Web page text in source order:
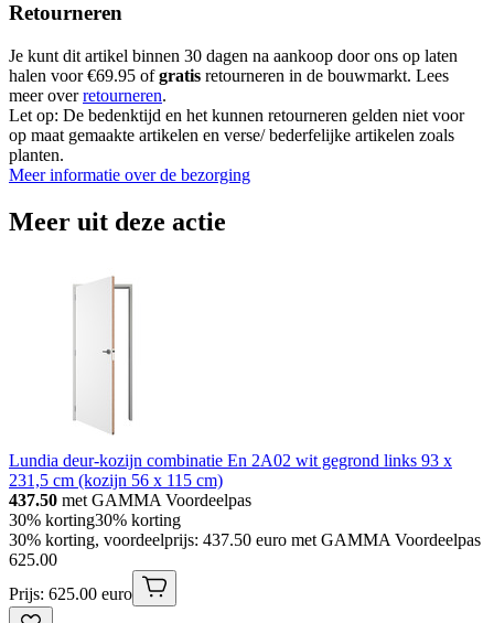
Retourneren
Je kunt dit artikel binnen 30 dagen na aankoop door ons op laten
halen voor €69.95 ofgratis retourneren in de bouwmarkt. Lees
meer overretourneren.
Let op: De bedenktijd en het kunnen retourneren gelden niet voor
op maat gemaakte artikelen en verse/ bederfelijke artikelen zoals
planten.
Meer informatie over de bezorging
Meer uit deze actie
Lundia deur-kozijn combinatie En 2A02 wit gegrond links 93 x
231,5 cm (kozijn 56 x 115 cm)
437.50 met GAMMA Voordeelpas
30% korting30% korting
30% korting, voordeelprijs: 437.50 euro met GAMMA Voordeelpas
625.00
Prijs: 625.00 euro